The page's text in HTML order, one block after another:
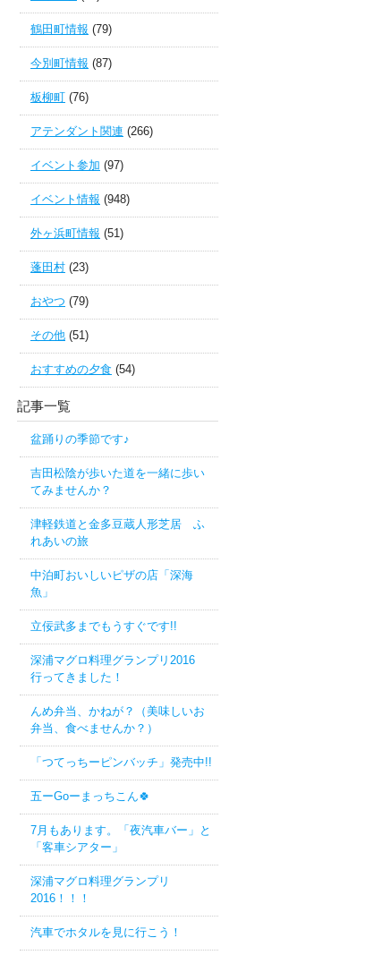
鶴田町情報 (79)
今別町情報 (87)
板柳町 (76)
アテンダント関連 (266)
イベント参加 (97)
イベント情報 (948)
外ヶ浜町情報 (51)
蓬田村 (23)
おやつ (79)
その他 (51)
おすすめの夕食 (54)
記事一覧
盆踊りの季節です♪
吉田松陰が歩いた道を一緒に歩い
てみませんか？
津軽鉄道と金多豆蔵人形芝居 ふ
れあいの旅
中泊町おいしいピザの店「深海
魚」
立佞武多までもうすぐです!!
深浦マグロ料理グランプリ2016
行ってきました！
んめ弁当、かねが？（美味しいお
弁当、食べませんか？）
「つてっちーピンバッチ」発売中!!
五ーGoーまっちこん🍀
7月もあります。「夜汽車バー」と
「客車シアター」
深浦マグロ料理グランプリ
2016！！！
汽車でホタルを見に行こう！